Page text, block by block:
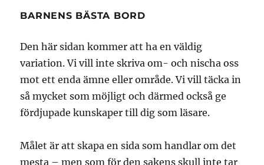
BARNENS BÄSTA BORD
Den här sidan kommer att ha en väldig
variation. Vi vill inte skriva om- och nischa oss
mot ett enda ämne eller område. Vi vill täcka in
så mycket som möjligt och därmed också ge
fördjupade kunskaper till dig som läsare.
Målet är att skapa en sida som handlar om det
mesta – men som för den sakens skull inte tar